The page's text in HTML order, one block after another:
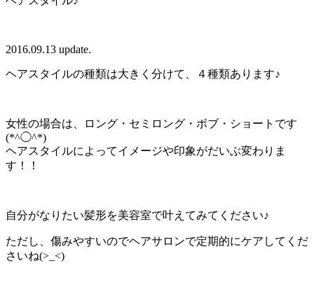
2016.09.13 update.
ヘアスタイルの種類は大きく分けて、４種類あります♪
女性の場合は、ロング・セミロング・ボブ・ショートです
(*^◯^*)
ヘアスタイルによってイメージや印象がだいぶ変わりま
す！！
自分がなりたい髪形を美容室で叶えてみてください♪
ただし、傷みやすいのでヘアサロンで定期的にケアしてくだ
さいね(>_<)